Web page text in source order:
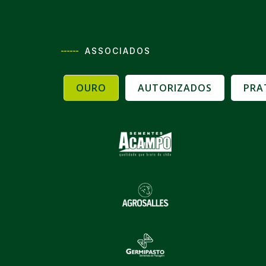
------ ASSOCIADOS
OURO AUTORIZADOS